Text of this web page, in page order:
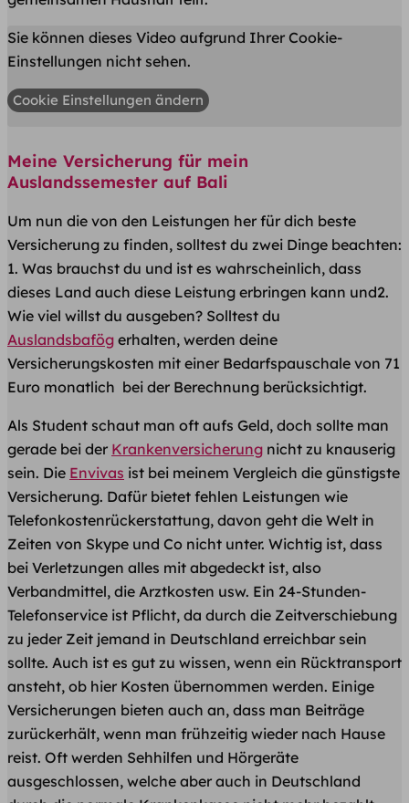
Sie können dieses Video aufgrund Ihrer Cookie-
Einstellungen nicht sehen.
Cookie Einstellungen ändern
Meine Versicherung für mein
Auslandssemester auf Bali
Um nun die von den Leistungen her für dich beste
Versicherung zu finden, solltest du zwei Dinge beachten:
1. Was brauchst du und ist es wahrscheinlich, dass
dieses Land auch diese Leistung erbringen kann und2.
Wie viel willst du ausgeben? Solltest du
Auslandsbafög erhalten, werden deine
Versicherungskosten mit einer Bedarfspauschale von 71
Euro monatlich bei der Berechnung berücksichtigt.
Als Student schaut man oft aufs Geld, doch sollte man
gerade bei der Krankenversicherung nicht zu knauserig
sein. Die Envivas ist bei meinem Vergleich die günstigste
Versicherung. Dafür bietet fehlen Leistungen wie
Telefonkostenrückerstattung, davon geht die Welt in
Zeiten von Skype und Co nicht unter. Wichtig ist, dass
bei Verletzungen alles mit abgedeckt ist, also
Verbandmittel, die Arztkosten usw. Ein 24-Stunden-
Telefonservice ist Pflicht, da durch die Zeitverschiebung
zu jeder Zeit jemand in Deutschland erreichbar sein
sollte. Auch ist es gut zu wissen, wenn ein Rücktransport
ansteht, ob hier Kosten übernommen werden. Einige
Versicherungen bieten auch an, dass man Beiträge
zurückerhält, wenn man frühzeitig wieder nach Hause
reist. Oft werden Sehhilfen und Hörgeräte
ausgeschlossen, welche aber auch in Deutschland